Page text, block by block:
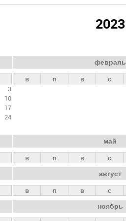
2023
3
10
17
24
февраль
в п в с
май
в п в с
август
в п в с
ноябрь